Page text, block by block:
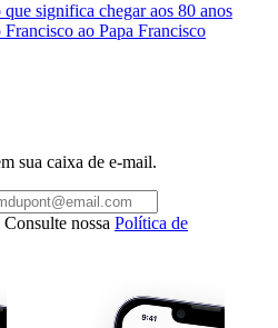
significa chegar aos 80 anos
ao Papa Francisco
sua caixa de e-mail.
nossa Política de